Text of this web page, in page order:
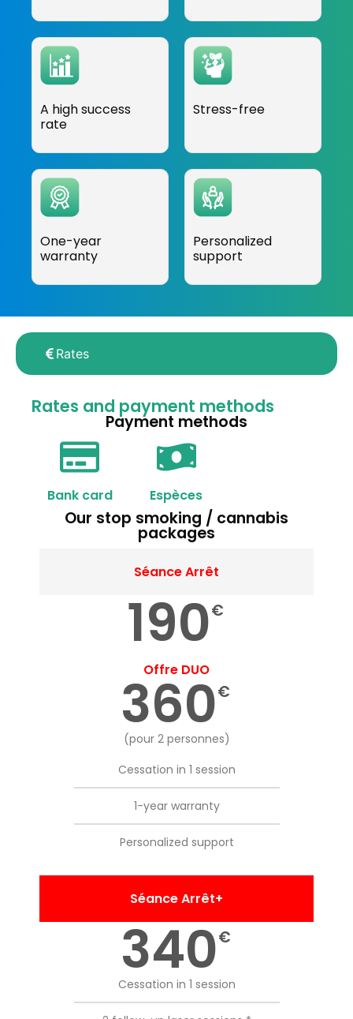
A high success
rate
Stress-free
One-year
warranty
Personalized
support
Rates
Rates and payment methods
Payment methods
Bank card Espèces
Our stop smoking / cannabis
packages
Séance Arrêt
190€
Offre DUO
360€
(pour 2 personnes)
Cessation in 1 session
1-year warranty
Personalized support
Séance Arrêt+
340€
Cessation in 1 session